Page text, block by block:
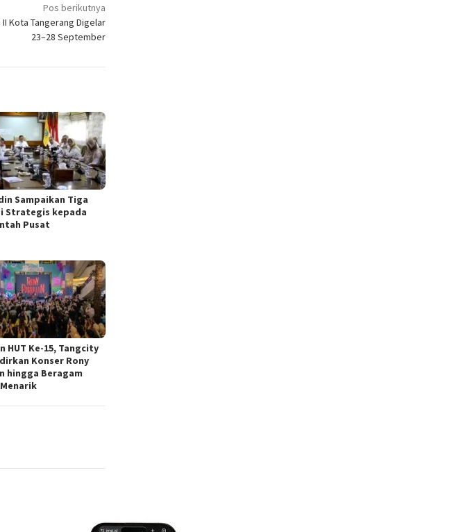
Pos berikutnya
Kota Tangerang Digelar
23–28 September
Sampaikan Tiga
Strategis kepada
Pusat
HUT Ke-15, Tangcity
Konser Rony
hingga Beragam